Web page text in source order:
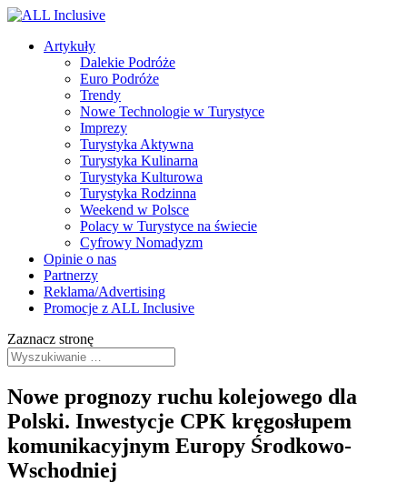
Artykuły
Dalekie Podróże
Euro Podróże
Trendy
Nowe Technologie w Turystyce
Imprezy
Turystyka Aktywna
Turystyka Kulinarna
Turystyka Kulturowa
Turystyka Rodzinna
Weekend w Polsce
Polacy w Turystyce na świecie
Cyfrowy Nomadyzm
Opinie o nas
Partnerzy
Reklama/Advertising
Promocje z ALL Inclusive
Zaznacz stronę
Nowe prognozy ruchu kolejowego dla
Polski. Inwestycje CPK kręgosłupem
komunikacyjnym Europy Środkowo-
Wschodniej